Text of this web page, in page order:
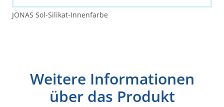
JONAS Sol-Silikat-Innenfarbe
Weitere Informationen
über das Produkt